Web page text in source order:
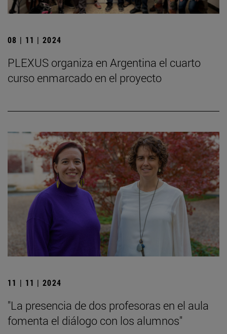
08 | 11 | 2024
PLEXUS organiza en Argentina el cuarto
curso enmarcado en el proyecto
11 | 11 | 2024
"La presencia de dos profesoras en el aula
fomenta el diálogo con los alumnos"